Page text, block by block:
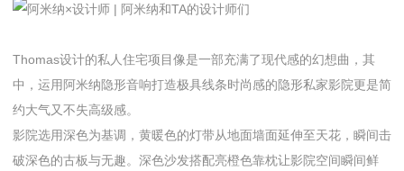
Thomas设计的私人住宅项目像是一部充满了现代感的幻想曲，其
中，运用阿米纳隐形音响打造极具线条时尚感的隐形私家影院更是简
约大气又不失高级感。
影院选用深色为基调，黄暖色的灯带从地面墙面延伸至天花，瞬间击
破深色的古板与无趣。深色沙发搭配亮橙色靠枕让影院空间瞬间鲜